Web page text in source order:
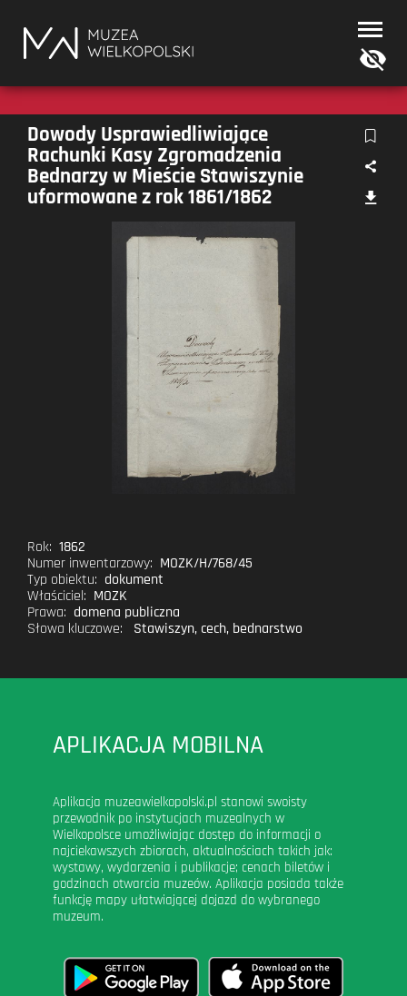
Muzea
Wielkopolski
Dowody Usprawiedliwiające
Rachunki Kasy Zgromadzenia
Bednarzy w Mieście Stawiszynie
uformowane z rok 1861/1862
Rok: 1862
Numer inwentarzowy: MOZK/H/768/45
Typ obiektu: dokument
Właściciel: MOZK
Prawa: domena publiczna
Słowa kluczowe:
Stawiszyn, cech, bednarstwo
APLIKACJA MOBILNA
Aplikacja muzeawielkopolski.pl stanowi swoisty
przewodnik po instytucjach muzealnych w
Wielkopolsce umożliwiając dostęp do informacji o
najciekawszych zbiorach, aktualnościach takich jak:
wystawy, wydarzenia i publikacje; cenach biletów i
godzinach otwarcia muzeów. Aplikacja posiada także
funkcję mapy ułatwiającej dojazd do wybranego
muzeum.